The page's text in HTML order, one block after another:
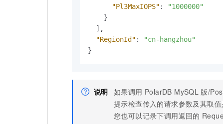
"Pl3MaxIOPS" :
"1000000"
}
] ,
"RegionId" :
"cn-hangzhou"
}
说明 如果调用 PolarDB MySQL 版/
提示检查传入的请求参数及其取值
您也可以记录下调用返回的